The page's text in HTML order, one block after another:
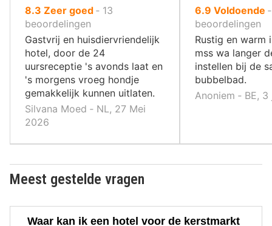
8.3 uit
10
,
Zeer goed ‐ 13
beoordelingen
Gastvrij en huisdiervriendelijk
hotel, door de 24
uursreceptie 's avonds laat en
's morgens vroeg hondje
gemakkelijk kunnen uitlaten.
Silvana Moed ‐ NL, 27 Mei
2026
6.9 uit
10
,
Voldoende
beoordelingen
Rustig en warm
mss wa langer
instellen bij de
bubbelbad.
Anoniem ‐ BE,
Meest gestelde vragen
Waar kan ik een hotel voor de kerstmarkt